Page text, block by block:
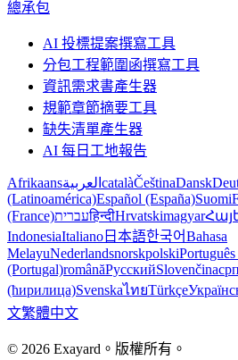
總承包
AI 投標提案撰寫工具
分包工程範圍函撰寫工具
資訊需求書產生器
規範章節摘要工具
缺失清單產生器
AI 每日工地報告
Afrikaansالعربية catalàČeštinaDansk
(Latinoamérica)Español (España)Suomi
(France)עבריתहिन्दीHrvatskimagyar
IndonesiaItaliano 日本語한국어Bahasa
MelayuNederlandsnorskpolski
(Portugal)românăРусскийSlovenčina
(ћирилица)SvenskaไทยTürkçe
文繁體中文
© 2026 Exayard。版權所有。